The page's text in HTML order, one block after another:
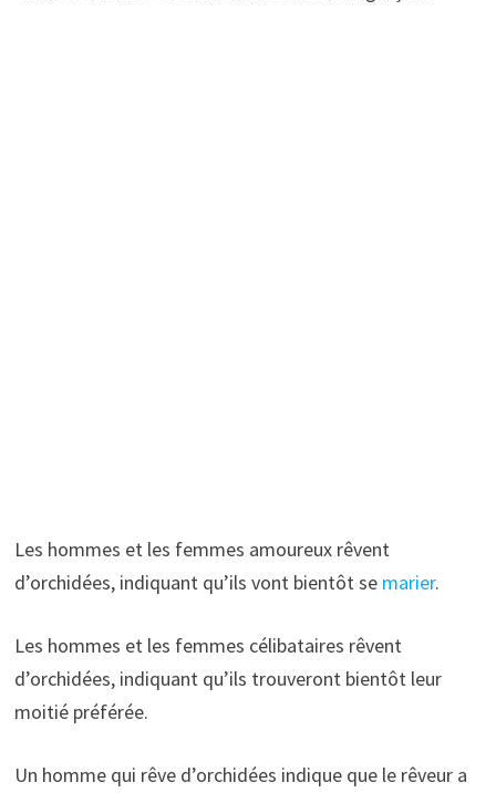
Les hommes et les femmes amoureux rêvent
d’orchidées, indiquant qu’ils vont bientôt se marier.
Les hommes et les femmes célibataires rêvent
d’orchidées, indiquant qu’ils trouveront bientôt leur
moitié préférée.
Un homme qui rêve d’orchidées indique que le rêveur a